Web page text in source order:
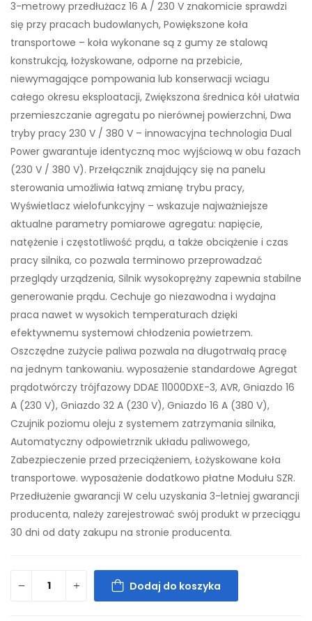
3-metrowy przedłużacz 16 A / 230 V znakomicie sprawdzi
się przy pracach budowlanych, Powiększone koła
transportowe – koła wykonane są z gumy ze stalową
konstrukcją, łożyskowane, odporne na przebicie,
niewymagające pompowania lub konserwacji wciagu
całego okresu eksploatacji, Zwiększona średnica kół ułatwia
przemieszczanie agregatu po nierównej powierzchni, Dwa
tryby pracy 230 V / 380 V – innowacyjna technologia Dual
Power gwarantuje identyczną moc wyjściową w obu fazach
(230 V / 380 V). Przełącznik znajdujący się na panelu
sterowania umożliwia łatwą zmianę trybu pracy,
Wyświetlacz wielofunkcyjny – wskazuje najważniejsze
aktualne parametry pomiarowe agregatu: napięcie,
natężenie i częstotliwość prądu, a także obciążenie i czas
pracy silnika, co pozwala terminowo przeprowadzać
przeglądy urządzenia, Silnik wysokoprężny zapewnia stabilne
generowanie prądu. Cechuje go niezawodna i wydajna
praca nawet w wysokich temperaturach dzięki
efektywnemu systemowi chłodzenia powietrzem.
Oszczędne zużycie paliwa pozwala na długotrwałą pracę
na jednym tankowaniu. wyposażenie standardowe Agregat
prądotwórczy trójfazowy DDAE 11000DXE-3, AVR, Gniazdo 16
A (230 V), Gniazdo 32 A (230 V), Gniazdo 16 A (380 V),
Czujnik poziomu oleju z systemem zatrzymania silnika,
Automatyczny odpowietrznik układu paliwowego,
Zabezpieczenie przed przeciążeniem, Łożyskowane koła
transportowe. wyposażenie dodatkowo płatne Modułu SZR.
Przedłużenie gwarancji W celu uzyskania 3-letniej gwarancji
producenta, należy zarejestrować swój produkt w przeciągu
30 dni od daty zakupu na stronie producenta.
Dodaj do koszyka